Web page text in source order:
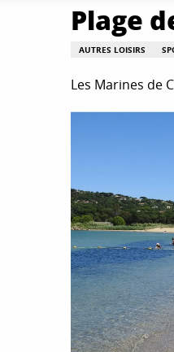
Plage
AUTRES LOISIRS
Les Marines de